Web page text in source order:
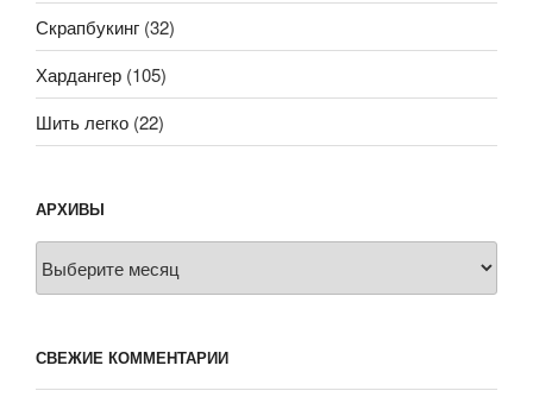
Скрапбукинг (32)
Хардангер (105)
Шить легко (22)
АРХИВЫ
СВЕЖИЕ КОММЕНТАРИИ